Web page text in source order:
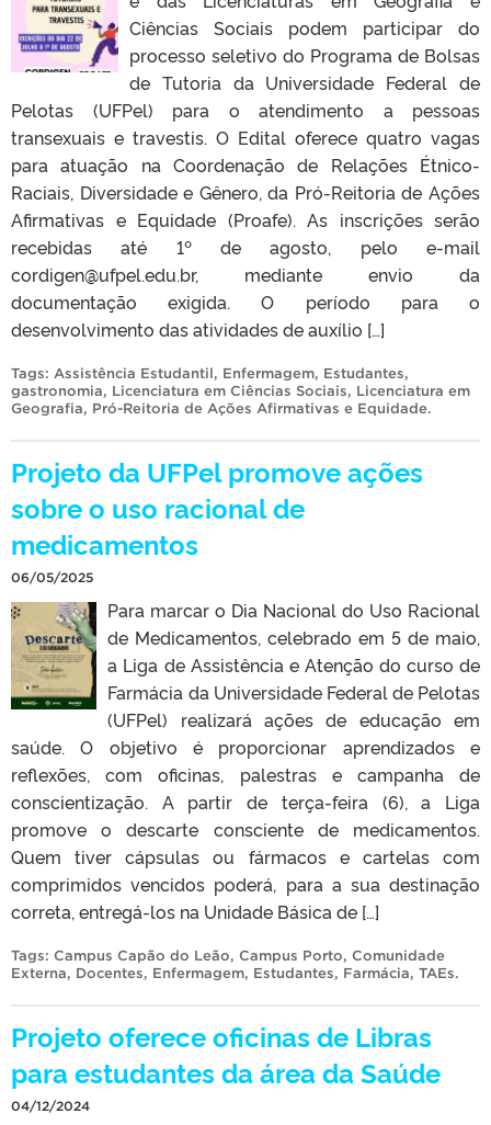
Ciências Sociais podem participar do
processo seletivo do Programa de Bolsas
de Tutoria da Universidade Federal de
Pelotas (UFPel) para o atendimento a pessoas
transexuais e travestis. O Edital oferece quatro vagas
para atuação na Coordenação de Relações Étnico-
Raciais, Diversidade e Gênero, da Pró-Reitoria de Ações
Afirmativas e Equidade (Proafe). As inscrições serão
recebidas até 1º de agosto, pelo e-mail
cordigen@ufpel.edu.br, mediante envio da
documentação exigida. O período para o
desenvolvimento das atividades de auxílio […]
Tags: Assistência Estudantil, Enfermagem, Estudantes,
gastronomia, Licenciatura em Ciências Sociais, Licenciatura em
Geografia, Pró-Reitoria de Ações Afirmativas e Equidade.
Projeto da UFPel promove ações
sobre o uso racional de
medicamentos
06/05/2025
Para marcar o Dia Nacional do Uso Racional
de Medicamentos, celebrado em 5 de maio,
a Liga de Assistência e Atenção do curso de
Farmácia da Universidade Federal de Pelotas
(UFPel) realizará ações de educação em
saúde. O objetivo é proporcionar aprendizados e
reflexões, com oficinas, palestras e campanha de
conscientização. A partir de terça-feira (6), a Liga
promove o descarte consciente de medicamentos.
Quem tiver cápsulas ou fármacos e cartelas com
comprimidos vencidos poderá, para a sua destinação
correta, entregá-los na Unidade Básica de […]
Tags: Campus Capão do Leão, Campus Porto, Comunidade
Externa, Docentes, Enfermagem, Estudantes, Farmácia, TAEs.
Projeto oferece oficinas de Libras
para estudantes da área da Saúde
04/12/2024